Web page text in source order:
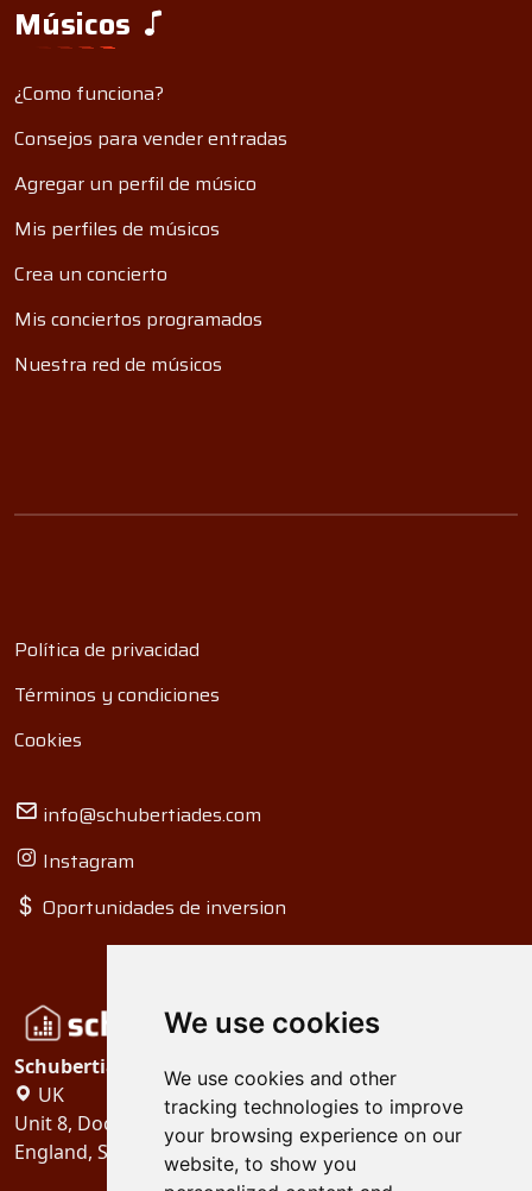
We use cookies
We use cookies and other
tracking technologies to improve
your browsing experience on our
website, to show you
Músicos
¿Como funciona?
Consejos para vender entradas
Agregar un perfil de músico
Mis perfiles de músicos
Crea un concierto
Mis conciertos programados
Nuestra red de músicos
Política de privacidad
Términos y condiciones
Cookies
info@schubertiades.com
Instagram
Oportunidades de inversion
Schubertiades, Ltd.
UK
Unit 8, Dock Offices, Surrey Quays Road, London
England, SE16 2XU